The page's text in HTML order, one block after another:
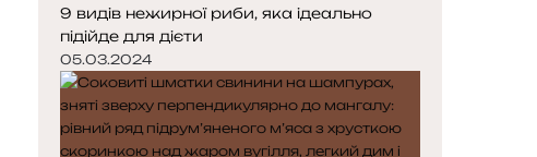
р
і
н
к
а
р
і
н
к
а
9 видів нежирної риби, яка ідеально
підійде для дієти
05.03.2024